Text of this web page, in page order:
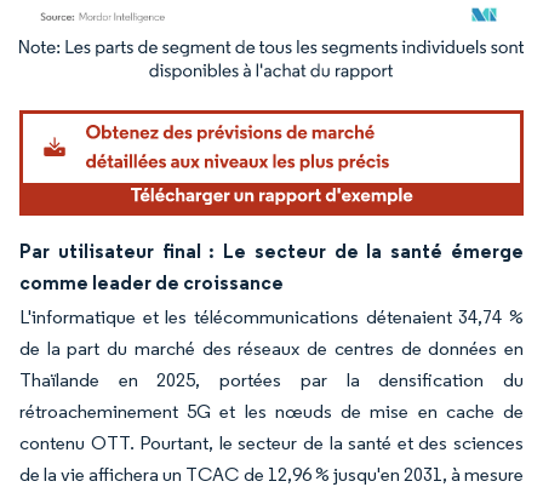
Image © Mordor Intelligence. La réutilisation nécessite une attribution sous CC BY
Par utilisateur final : Le secteur de la santé émerge
comme leader de croissance
L'informatique et les télécommunications détenaient 34,74 %
de la part du marché des réseaux de centres de données en
Thaïlande en 2025, portées par la densification du
rétroacheminement 5G et les nœuds de mise en cache de
contenu OTT. Pourtant, le secteur de la santé et des sciences
de la vie affichera un TCAC de 12,96 % jusqu'en 2031, à mesure